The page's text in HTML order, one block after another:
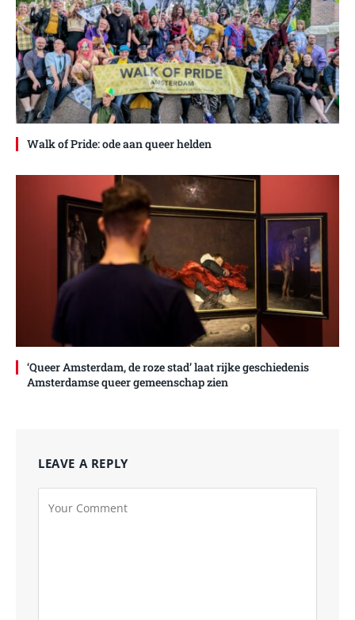
Walk of Pride: ode aan queer helden
‘Queer Amsterdam, de roze stad’ laat rijke geschiedenis
Amsterdamse queer gemeenschap zien
LEAVE A REPLY